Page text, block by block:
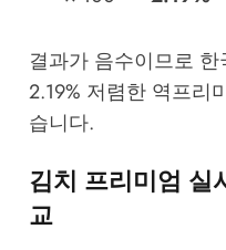
결과가 음수이므로
2.19% 저렴한 역프리
습니다.
김치 프리미엄 실
교